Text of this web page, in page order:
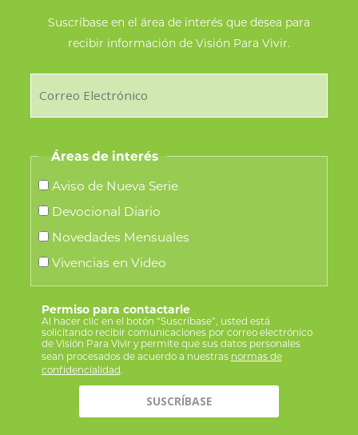
Suscríbase en el área de interés que desea para
recibir información de Visión Para Vivir.
Áreas de interés
Aviso de Nueva Serie
Devocional Diario
Novedades Mensuales
Vivencias en Video
Permiso para contactarle
Al hacer clic en el botón “Suscríbase”, usted está
solicitando recibir comunicaciones por correo electrónico
de Visión Para Vivir y permite que sus datos personales
sean procesados de acuerdo a nuestras normas de
confidencialidad.